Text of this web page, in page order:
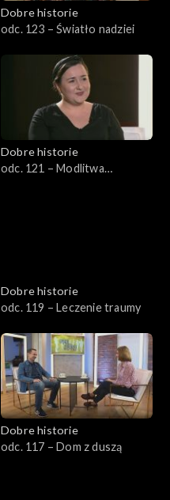
Dobre historie
odc. 123 – Światło nadziei
Dobre historie
odc. 121 – Modlitwa
Dobre historie
odc. 119 – Leczenie traumy
Dobre historie
odc. 117 – Dom z duszą